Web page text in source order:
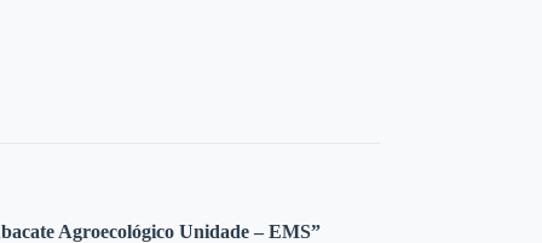
Agroecológico Unidade – EMS”